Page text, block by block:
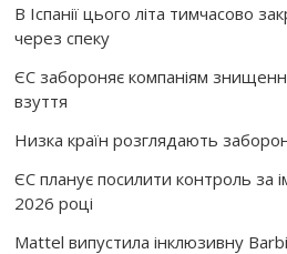
В Іспанії цього літа тимчасово
через спеку
ЄС забороняє компаніям
взуття
Низка країн розглядають
ЄС планує посилити контроль за
2026 році
Mattel випустила інклюзивну